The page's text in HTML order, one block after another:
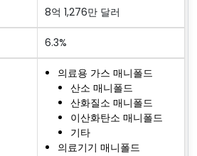
8억 1,276만 달러
6.3%
의료용 가스 매니폴드
산소 매니폴드
산화질소 매니폴드
이산화탄소 매니폴드
기타
의료기기 매니폴드